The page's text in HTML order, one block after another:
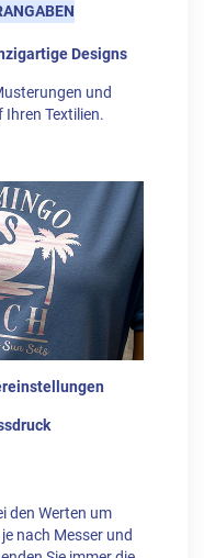
Designs
und
Textilien.
den Werten um
nach Messer und